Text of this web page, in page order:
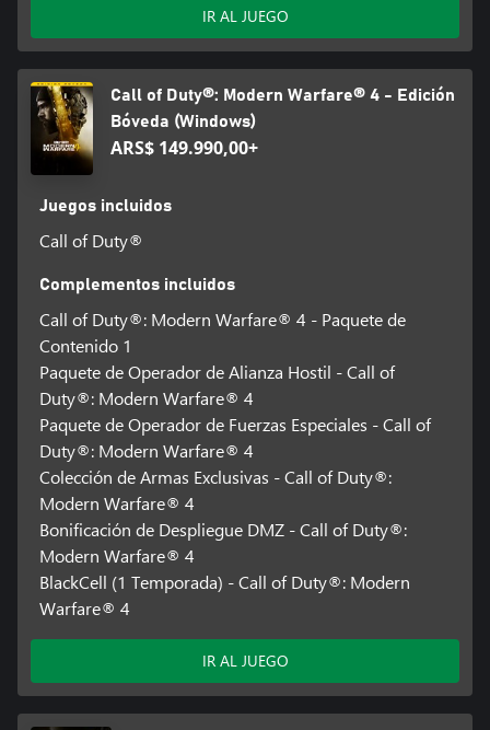
IR AL JUEGO
Call of Duty®: Modern Warfare® 4 - Edición
Bóveda (Windows)
ARS$ 149.990,00+
Juegos incluidos
Call of Duty®
Complementos incluidos
Call of Duty®: Modern Warfare® 4 - Paquete de
Contenido 1
Paquete de Operador de Alianza Hostil - Call of
Duty®: Modern Warfare® 4
Paquete de Operador de Fuerzas Especiales - Call of
Duty®: Modern Warfare® 4
Colección de Armas Exclusivas - Call of Duty®:
Modern Warfare® 4
Bonificación de Despliegue DMZ - Call of Duty®:
Modern Warfare® 4
BlackCell (1 Temporada) - Call of Duty®: Modern
Warfare® 4
IR AL JUEGO